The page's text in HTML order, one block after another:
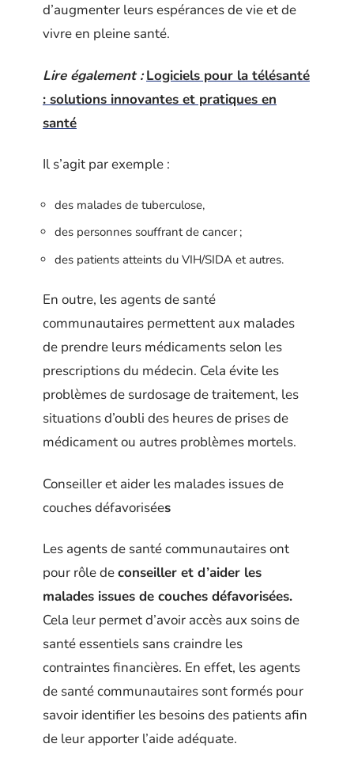
d’augmenter leurs espérances de vie et de
vivre en pleine santé.
Lire également : Logiciels pour la télésanté
: solutions innovantes et pratiques en
santé
Il s’agit par exemple :
des malades de tuberculose,
des personnes souffrant de cancer ;
des patients atteints du VIH/SIDA et autres.
En outre, les agents de santé
communautaires permettent aux malades
de prendre leurs médicaments selon les
prescriptions du médecin. Cela évite les
problèmes de surdosage de traitement, les
situations d’oubli des heures de prises de
médicament ou autres problèmes mortels.
Conseiller et aider les malades issues de
couches défavorisées
Les agents de santé communautaires ont
pour rôle deconseiller et d’aider les
malades issues de couches défavorisées.
Cela leur permet d’avoir accès aux soins de
santé essentiels sans craindre les
contraintes financières. En effet, les agents
de santé communautaires sont formés pour
savoir identifier les besoins des patients afin
de leur apporter l’aide adéquate.